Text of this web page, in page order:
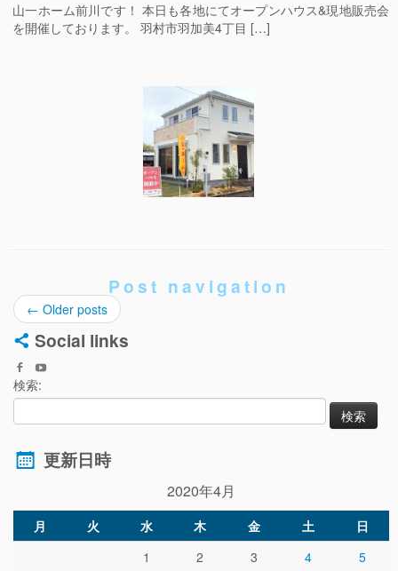
山一ホーム前川です！ 本日も各地にてオープンハウス&現地販売会
を開催しております。 羽村市羽加美4丁目 […]
Post navigation
← Older posts
Social links
検索:
更新日時
2020年4月
月 火 水 木 金 土
日
1
2 3 4 5